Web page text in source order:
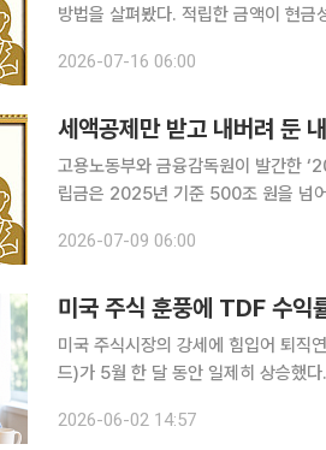
방법을 살펴봤다. 적립한 금액이 현
는 운용을 시작할 차례다. 그렇다면
2026-07-16 06:00
세액공제만 받고 내버려 둔
고용노동부와 금융감독원이 발간한
립금은 2025년 기준 500조 원을 넘
기 위해 또는 노후를 준비하기 위해
2026-07-09 06:00
미국 주식 훈풍에 TDF 수익
미국 주식시장의 강세에 힘입어 퇴
드)가 5월 한 달 동안 일제히 상승했
서치에 따르면 국내 TDF 상품을 분석
2026-06-02 14:57